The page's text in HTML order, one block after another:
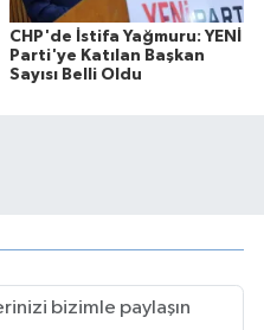
CHP'de İstifa Yağmuru: YENİ
Parti'ye Katılan Başkan
Sayısı Belli Oldu